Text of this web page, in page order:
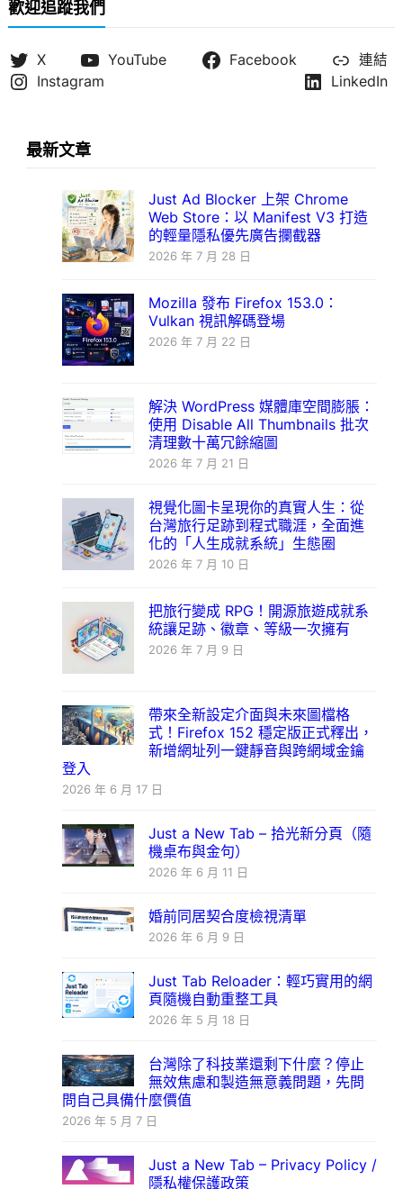
歡迎追蹤我們
X YouTube Facebook
連結
Instagram
LinkedIn
最新文章
Just Ad Blocker 上架 Chrome
Web Store：以 Manifest V3 打造
的輕量隱私優先廣告攔截器
2026 年 7 月 28 日
Mozilla 發布 Firefox 153.0：
Vulkan 視訊解碼登場
2026 年 7 月 22 日
解決 WordPress 媒體庫空間膨脹：
使用 Disable All Thumbnails 批次
清理數十萬冗餘縮圖
2026 年 7 月 21 日
視覺化圖卡呈現你的真實人生：從
台灣旅行足跡到程式職涯，全面進
化的「人生成就系統」生態圈
2026 年 7 月 10 日
把旅行變成 RPG！開源旅遊成就系
統讓足跡、徽章、等級一次擁有
2026 年 7 月 9 日
帶來全新設定介面與未來圖檔格
式！Firefox 152 穩定版正式釋出，
新增網址列一鍵靜音與跨網域金鑰
登入
2026 年 6 月 17 日
Just a New Tab – 拾光新分頁（隨
機桌布與金句）
2026 年 6 月 11 日
婚前同居契合度檢視清單
2026 年 6 月 9 日
Just Tab Reloader：輕巧實用的網
頁隨機自動重整工具
2026 年 5 月 18 日
台灣除了科技業還剩下什麼？停止
無效焦慮和製造無意義問題，先問
問自己具備什麼價值
2026 年 5 月 7 日
Just a New Tab – Privacy Policy /
隱私權保護政策